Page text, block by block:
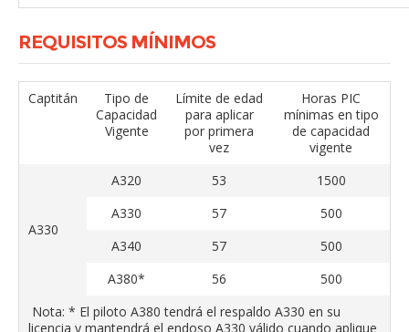
REQUISITOS MÍNIMOS
Captitán
Tipo de
Capacidad
Vigente
Límite de edad
para aplicar
por primera
vez
Horas PIC
mínimas en tipo
de capacidad
vigente
A330
A320 53
1500
A330
57
500
A340
57
500
A380*
56
500
Nota: * El piloto A380 tendrá el respaldo A330 en su
licencia y mantendrá el endoso A330 válido cuando aplique